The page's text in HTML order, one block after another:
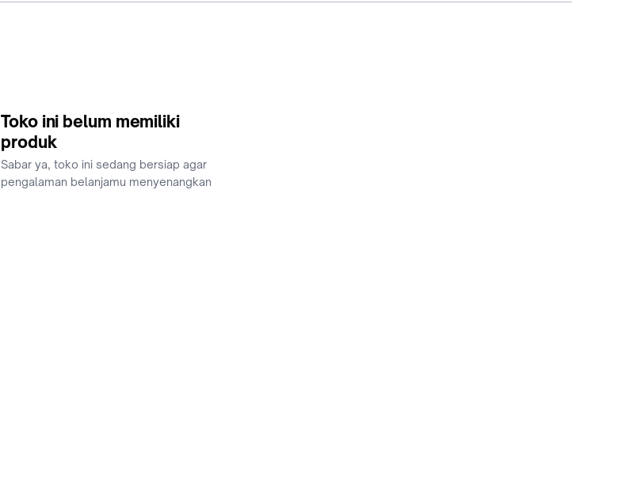
Toko ini belum memiliki
produk
Sabar ya, toko ini sedang bersiap agar
pengalaman belanjamu menyenangkan